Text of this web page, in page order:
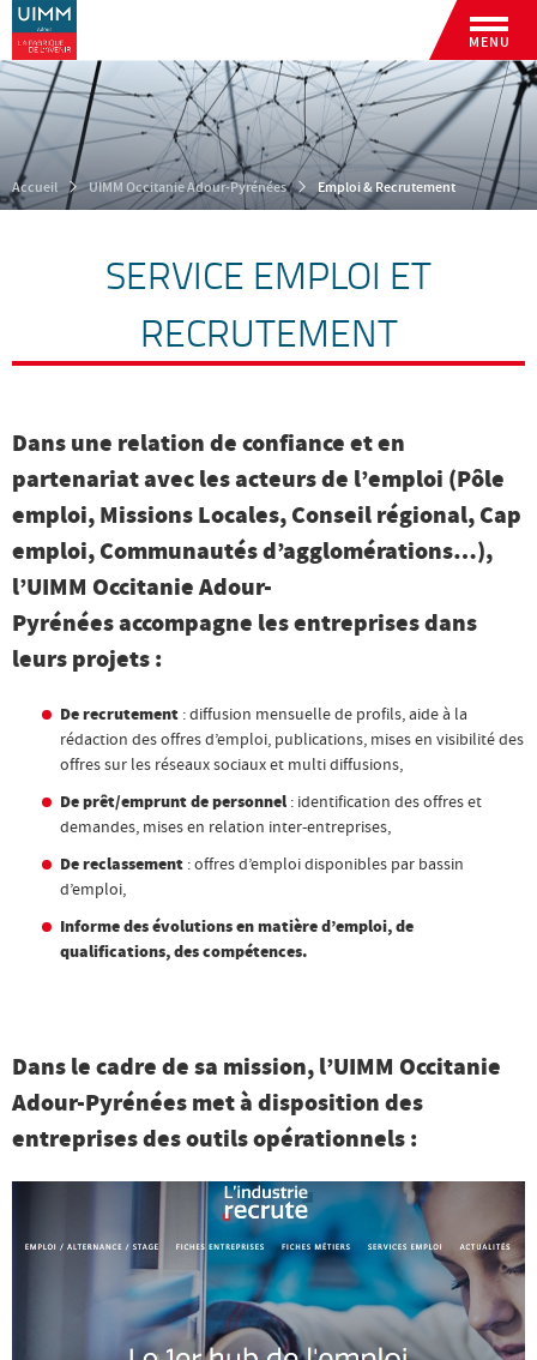
MENU
Accueil UIMM Occitanie Adour-Pyrénées Emploi & Recrutement
SERVICE EMPLOI ET
RECRUTEMENT
Dans une relation de confiance et en
partenariat avec les acteurs de l’emploi (Pôle
emploi, Missions Locales, Conseil régional, Cap
emploi, Communautés d’agglomérations…),
l’UIMM Occitanie Adour-
Pyrénéesaccompagne les entreprises dans
leurs projets :
De recrutement : diffusion mensuelle de profils, aide à la
rédaction des offres d’emploi, publications, mises en visibilité des
offres sur les réseaux sociaux et multi diffusions,
De prêt/emprunt de personnel : identification des offres et
demandes, mises en relation inter-entreprises,
De reclassement : offres d’emploi disponibles par bassin
d’emploi,
Informe des évolutions en matière d’emploi, de
qualifications, des compétences.
Dans le cadre de sa mission, l’UIMM Occitanie
Adour-Pyrénées met à disposition des
entreprisesdes outils opérationnels :